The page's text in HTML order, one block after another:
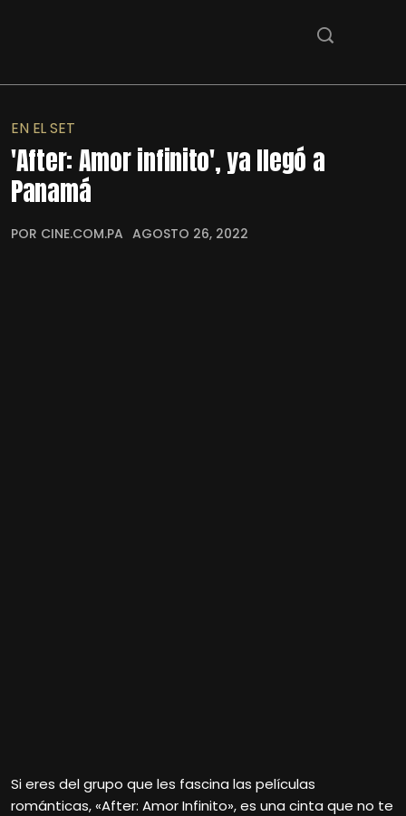
EN EL SET
'After: Amor infinito', ya llegó a
Panamá
POR CINE.COM.PA AGOSTO 26, 2022
Si eres del grupo que les fascina las películas
románticas, «After: Amor Infinito», es una cinta que no te